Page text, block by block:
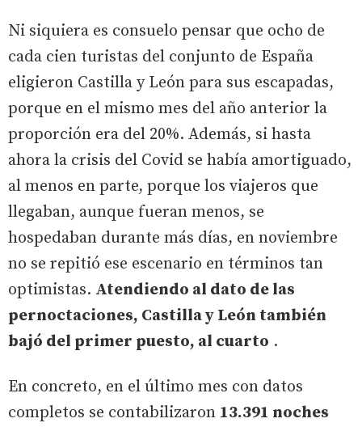
Ni siquiera es consuelo pensar que ocho de
cada cien turistas del conjunto de España
eligieron Castilla y León para sus escapadas,
porque en el mismo mes del año anterior la
proporción era del 20%. Además, si hasta
ahora la crisis del Covid se había amortiguado,
al menos en parte, porque los viajeros que
llegaban, aunque fueran menos, se
hospedaban durante más días, en noviembre
no se repitió ese escenario en términos tan
optimistas. Atendiendo al dato de las
pernoctaciones, Castilla y León también
bajó del primer puesto, al cuarto .
En concreto, en el último mes con datos
completos se contabilizaron 13.391 noches